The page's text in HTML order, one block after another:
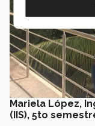
Mariela López,
(IIS), 5to